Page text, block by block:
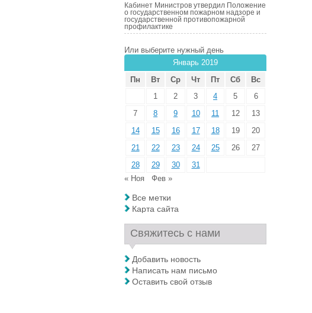
Кабинет Министров утвердил Положение
о государственном пожарном надзоре и
государственной противопожарной
профилактике
Или выберите нужный день
Январь 2019
Пн
Вт Ср Чт Пт Сб
Вс
1
2 3 4 5
6
7
8 9 10 11 12
13
14
15 16 17 18 19
20
21
22 23 24 25 26
27
28
29 30
31
« Ноя
Фев »
Все метки
Карта сайта
Свяжитесь с нами
Добавить новость
Написать нам письмо
Оставить свой отзыв